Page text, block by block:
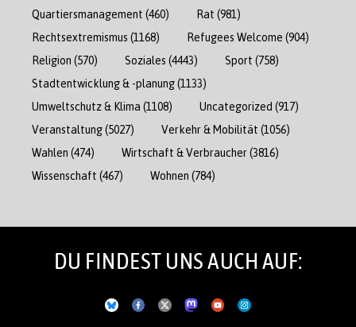
Quartiersmanagement (460) Rat (981)
Rechtsextremismus (1168) Refugees Welcome (904)
Religion (570) Soziales (4443) Sport (758)
Stadtentwicklung & -planung(1133)
Umweltschutz & Klima (1108) Uncategorized (917)
Veranstaltung(5027) Verkehr & Mobilität (1056)
Wahlen (474) Wirtschaft & Verbraucher(3816)
Wissenschaft (467) Wohnen (784)
DU FINDEST UNS AUCH AUF: